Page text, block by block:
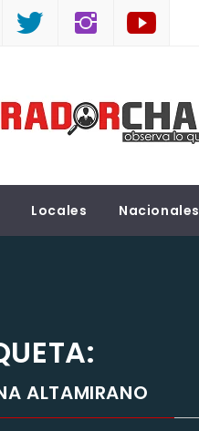
CHACO
Locales Nacionales
ALTAMIRANO